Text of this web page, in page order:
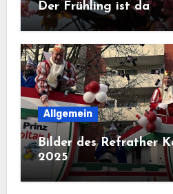
Der Frühling ist da
Allgemein
Bilder des Refrather
2025